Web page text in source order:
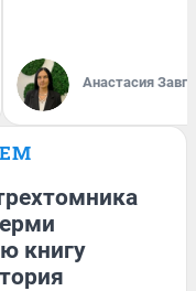
Анастасия
книгу